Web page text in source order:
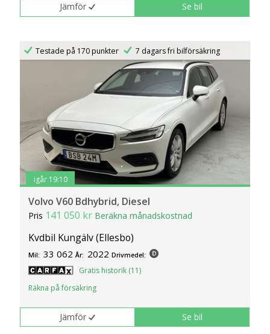
Jämför Se bil
Testade på 170 punkter 7 dagars fri bilförsäkring
igår 19:10
Volvo V60 Bdhybrid, Diesel
Pris 141 050 kr Beräkna månadskostnad
Kvdbil Kungälv (Ellesbo)
Mil: 33 062 År: 2022 Drivmedel:
Gratis historik (11)
Räkna på försäkring
Jämför Se bil